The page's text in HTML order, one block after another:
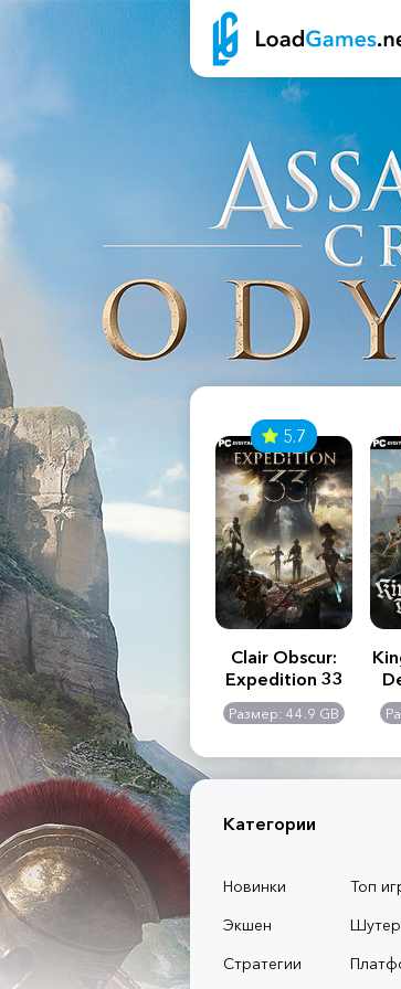
2:
-
GB
Assassin's Creed
Shadows
Размер: 117 GB
5.7
Clair Obscur:
Expedition 33
Размер: 44.9 GB
Категории
Новинки
Топ
Экшен
Стратегии